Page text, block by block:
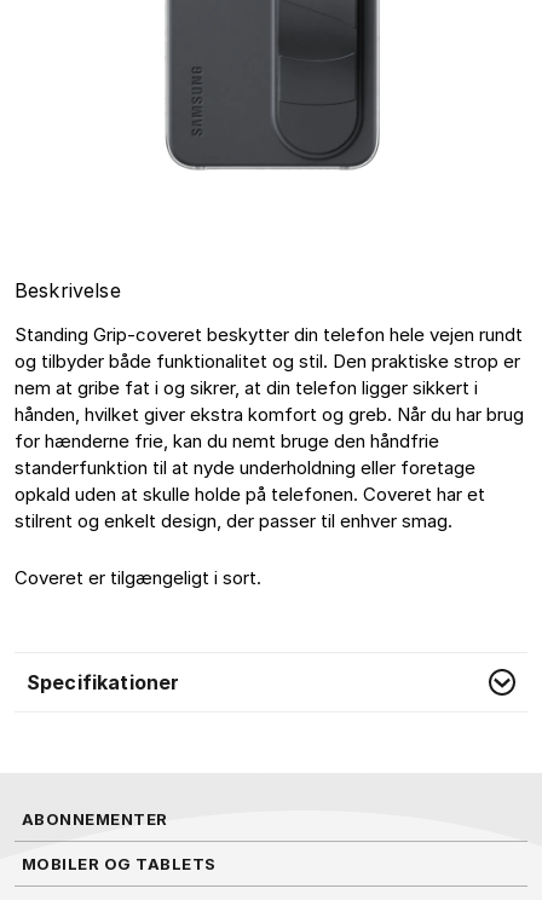
Beskrivelse
Standing Grip-coveret beskytter din telefon hele vejen rundt
og tilbyder både funktionalitet og stil. Den praktiske strop er
nem at gribe fat i og sikrer, at din telefon ligger sikkert i
hånden, hvilket giver ekstra komfort og greb. Når du har brug
for hænderne frie, kan du nemt bruge den håndfrie
standerfunktion til at nyde underholdning eller foretage
opkald uden at skulle holde på telefonen. Coveret har et
stilrent og enkelt design, der passer til enhver smag.
Coveret er tilgængeligt i sort.
Specifikationer
ABONNEMENTER
MOBILER OG TABLETS